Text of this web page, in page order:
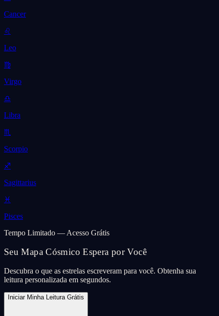
Cancer
♌
Leo
♍
Virgo
♎
Libra
♏
Scorpio
♐
Sagittarius
♓
Pisces
Tempo Limitado — Acesso Grátis
Seu Mapa Cósmico Espera por Você
Descubra o que as estrelas escreveram para você. Obtenha sua
leitura personalizada em segundos.
Iniciar Minha Leitura Grátis